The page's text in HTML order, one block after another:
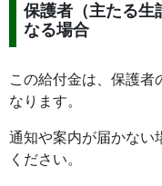
保護者（主たる生
なる場合
この給付金は、保護者
なります。
通知や案内が届かない
ください。